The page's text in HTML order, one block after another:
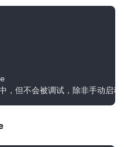
但不会被调试，除非手动启动